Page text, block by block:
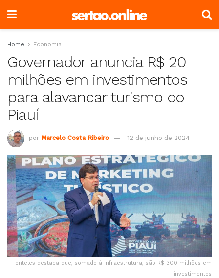
Home Economia
Governador anuncia R$ 20
milhões em investimentos
para alavancar turismo do
Piauí
por Marcelo Costa Ribeiro 12 de junho de 2024
Fonteles destaca que, somado à infraestrutura, são R$ 300 milhões em
investimentos